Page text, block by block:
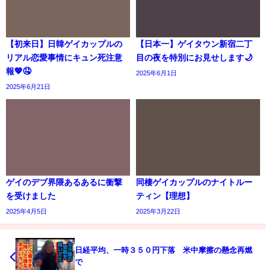
【初来日】日韓ゲイカップルの
リアル恋愛事情にキュン死注意
報💖🤤
2025年6月21日
【日本一】ゲイタウン新宿二丁
目の夜を特別にお見せします🌙
2025年6月1日
ゲイのデブ界隈あるあるに衝撃
を受けました
2025年4月5日
同棲ゲイカップルのナイトルー
ティン【理想】
2025年3月22日
日経平均、一時３５０円下落 米中摩擦の懸念再燃
で